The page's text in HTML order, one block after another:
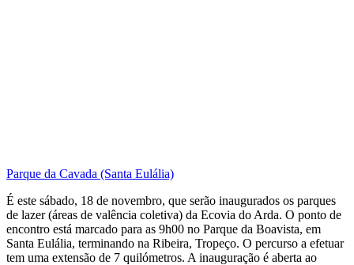
Parque da Cavada (Santa Eulália)
É este sábado, 18 de novembro, que serão inaugurados os parques
de lazer (áreas de valência coletiva) da Ecovia do Arda. O ponto de
encontro está marcado para as 9h00 no Parque da Boavista, em
Santa Eulália, terminando na Ribeira, Tropeço. O percurso a efetuar
tem uma extensão de 7 quilómetros. A inauguração é aberta ao